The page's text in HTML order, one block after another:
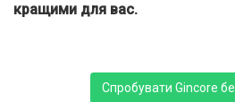
кращими для вас.
Спробувати Gincore